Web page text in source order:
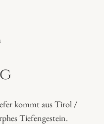
kommt aus Tirol /
Tiefengestein.